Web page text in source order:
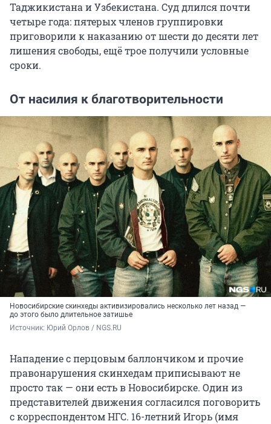
Таджикистана и Узбекистана. Суд длился почти
четыре года: пятерых членов группировки
приговорили к наказанию от шести до десяти лет
лишения свободы, ещё трое получили условные
сроки.
От насилия к благотворительности
Новосибирские скинхеды активизировались несколько лет назад —
до этого было длительное затишье
Источник: Юрий Орлов / NGS.RU
Нападение с перцовым баллончиком и прочие
правонарушения скинхедам приписывают не
просто так — они есть в Новосибирске. Один из
представителей движения согласился поговорить
с корреспондентом НГС. 16-летний Игорь (имя